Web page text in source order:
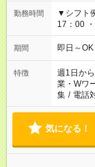
勤務時間
▼シフト
17：00 ・
仕事によ
期間 即日～
特徴 週1日か
業・Wワ
集 / 電話
気になる！